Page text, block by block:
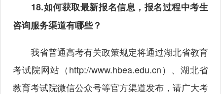
18.如何获取最新报名信息，报名过程中考生
咨询服务渠道有哪些？
我省普通高考有关政策规定将通过湖北省教育
考试院网站（http://www.hbea.edu.cn）、湖北省
教育考试院微信公众号等官方渠道发布，请广大考